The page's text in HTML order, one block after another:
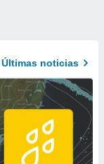
Últimas noticias